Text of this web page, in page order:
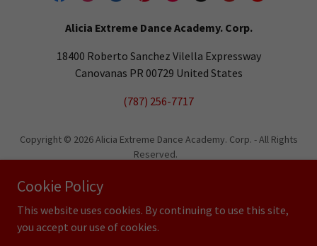
Alicia Extreme Dance Academy. Corp.
18400 Roberto Sanchez Vilella Expressway
Canovanas PR 00729 United States
(787) 256-7717
Copyright © 2026 Alicia Extreme Dance Academy. Corp. - All Rights
Reserved.
Cookie Policy
This website uses cookies. By continuing to use this site,
you accept our use of cookies.